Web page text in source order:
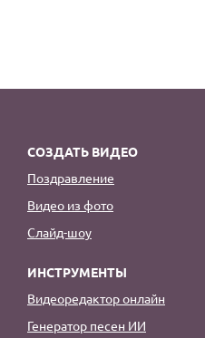
СОЗДАТЬ ВИДЕО
Поздравление
Видео из фото
Слайд-шоу
ИНСТРУМЕНТЫ
Видеоредактор онлайн
Генератор песен ИИ